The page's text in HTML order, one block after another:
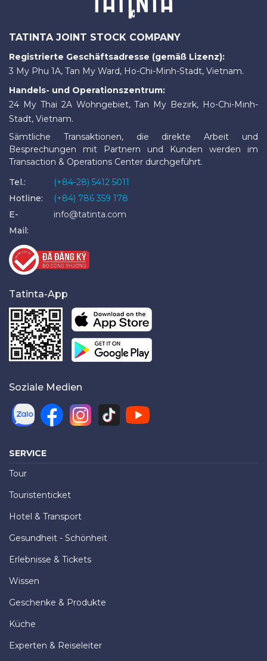
TATINTA JOINT STOCK COMPANY
Registrierte Geschäftsadresse (gemäß Lizenz):
3 My Phu 1A, Tan My Ward, Ho-Chi-Minh-Stadt, Vietnam.
Handels- und Operationszentrum:
24 My Thai 2A Wohngebiet, Tan My Bezirk, Ho-Chi-Minh-
Stadt, Vietnam.
Sämtliche Transaktionen, die direkte Arbeit und
Besprechungen mit Partnern und Kunden werden im
Transaction & Operations Center durchgeführt.
Tel.:
(+84-28) 5412 5011
Hotline:
(+84) 786 359 178
E-
Mail:
info@tatinta.com
Tatinta-App
Soziale Medien
SERVICE
Tour
Touristenticket
Hotel & Transport
Gesundheit - Schönheit
Erlebnisse & Tickets
Wissen
Geschenke & Produkte
Küche
Experten & Reiseleiter